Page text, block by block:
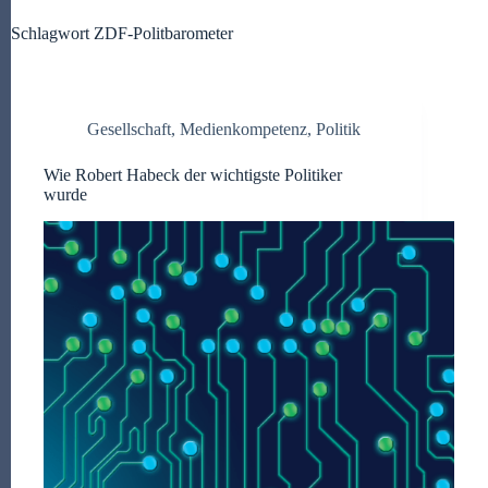
Schlagwort ZDF-Politbarometer
Gesellschaft, Medienkompetenz, Politik
Wie Robert Habeck der wichtigste Politiker
wurde